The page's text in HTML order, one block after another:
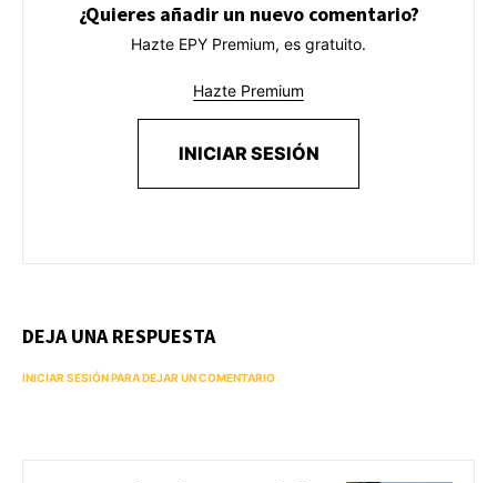
¿Quieres añadir un nuevo comentario?
Hazte EPY Premium, es gratuito.
Hazte Premium
INICIAR SESIÓN
DEJA UNA RESPUESTA
INICIAR SESIÓN PARA DEJAR UN COMENTARIO